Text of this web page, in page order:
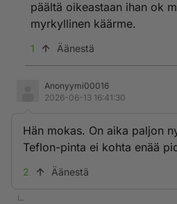
päältä oikeastaan ihan ok
myrkyllinen käärme.
1 Äänestä
Anonyymi00016
2026-06-13 16:41:30
Hän mokas. On aika paljon
Teflon-pinta ei kohta enää
2 Äänestä